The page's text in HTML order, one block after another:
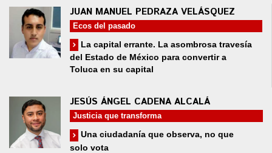
JUAN MANUEL PEDRAZA VELÁSQUEZ
Ecos del pasado
La capital errante. La asombrosa travesía
del Estado de México para convertir a
Toluca en su capital
JESÚS ÁNGEL CADENA ALCALÁ
Justicia que transforma
Una ciudadanía que observa, no que
solo vota